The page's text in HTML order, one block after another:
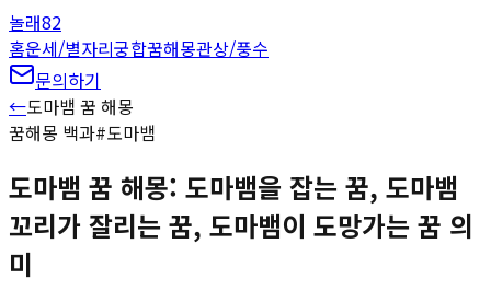
놀래82
홈운세/별자리궁합꿈해몽관상/풍수
문의하기
←도마뱀 꿈 해몽
꿈해몽 백과#도마뱀
도마뱀 꿈 해몽: 도마뱀을 잡는 꿈, 도마뱀
꼬리가 잘리는 꿈, 도마뱀이 도망가는 꿈 의
미